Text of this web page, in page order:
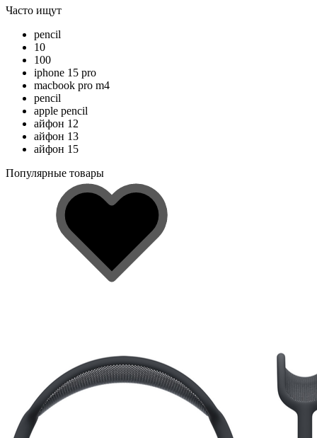
Часто ищут
pencil
10
100
iphone 15 pro
macbook pro m4
pencil
apple pencil
айфон 12
айфон 13
айфон 15
Популярные товары